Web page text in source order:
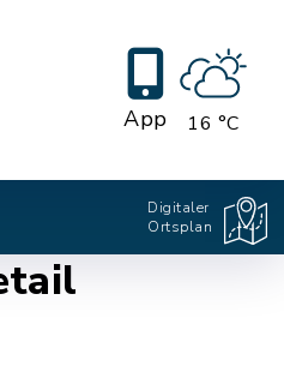
App 16 °C
Digitaler
Ortsplan